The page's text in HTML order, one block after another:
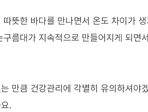
뜻한 바다를 만나면서 온도 차이가
름대가 지속적으로 만들어지게 되면
만큼 건강관리에 각별히 유의하셔야
.